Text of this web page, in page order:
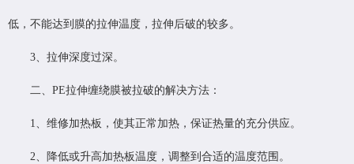
低，不能达到膜的拉伸温度，拉伸后破的较多。
3、拉伸深度过深。
二、PE拉伸缠绕膜被拉破的解决方法：
1、维修加热板，使其正常加热，保证热量的充分供应。
2、降低或升高加热板温度，调整到合适的温度范围。